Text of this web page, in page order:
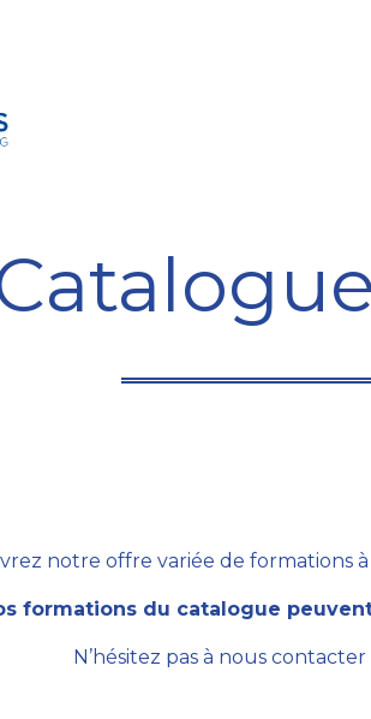
notre offre variée de formations à
formations du catalogue
N’hésitez pas à nous